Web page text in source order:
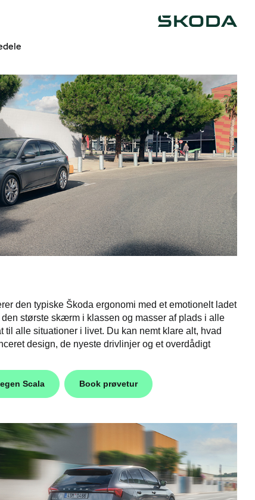
den typiske Škoda ergonomi med et emotionelt ladet
største skærm i klassen og masser af plads i alle
alle situationer i livet. Du kan nemt klare alt, hvad
design, de nyeste drivlinjer og et overdådigt
Scala Book prøvetur